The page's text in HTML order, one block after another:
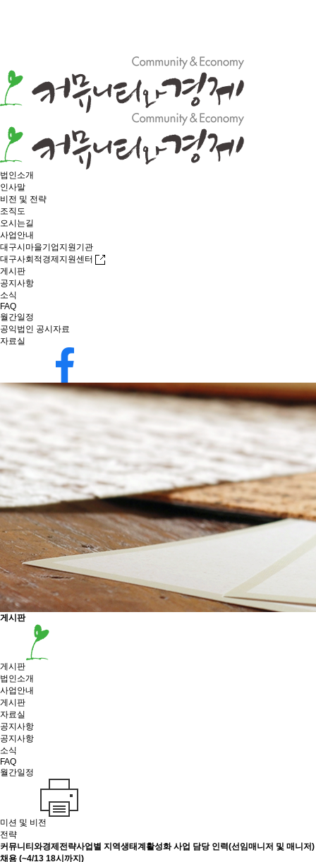
법인소개
인사말
비전 및 전략
조직도
오시는길
사업안내
대구시마을기업지원기관
대구사회적경제지원센터
게시판
공지사항
소식
FAQ
월간일정
공익법인 공시자료
자료실
게시판
게시판
법인소개
사업안내
게시판
자료실
공지사항
공지사항
소식
FAQ
월간일정
미션 및 비전
전략
커뮤니티와경제 전략사업별 지역생태계활성화 사업 담당 인력(선임매니저 및 매니저)
채용 (~4/13 18시까지)